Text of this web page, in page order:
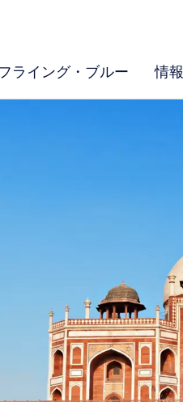
フライング・ブルー 情報